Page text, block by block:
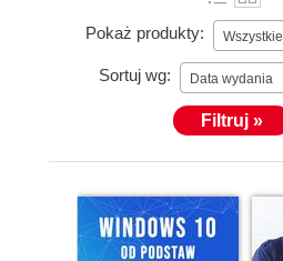
Pokaż produkty: Wszystkie
Sortuj wg: Data wydania
Filtruj »